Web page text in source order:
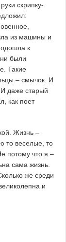
скрипку-
из машины и
к
были
Такие
– смычок. И
даже старый
как поет
Жизнь –
то веселые, то
потому что я –
сама жизнь.
же среди
и